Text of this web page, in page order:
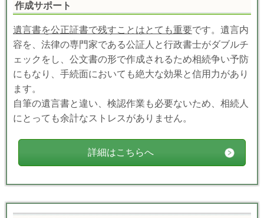
作成サポート
遺言書を公正証書で残すことはとても重要です。 遺言内
容を、法律の専門家である公証人と行政書士がダブルチ
ェックをし、公文書の形で作成されるため相続争い予防
にもなり、 手続面においても絶大な効果と信用力があり
ます。
自筆の遺言書と違い、検認作業も必要ないため、相続人
にとっても余計なストレスがありません。
詳細はこちらへ